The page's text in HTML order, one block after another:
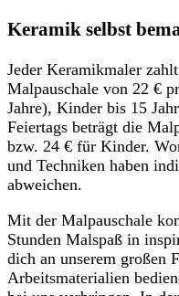
Keramik selbst
Jeder Keramikmaler
Malpauschale von 22 €
Jahre), Kinder bis 15
Feiertags beträgt die
bzw. 24 € für Kinder.
und Techniken haben
abweichen.
Mit der Malpauschale
Stunden Malspaß in
dich an unserem großen
Arbeitsmaterialien